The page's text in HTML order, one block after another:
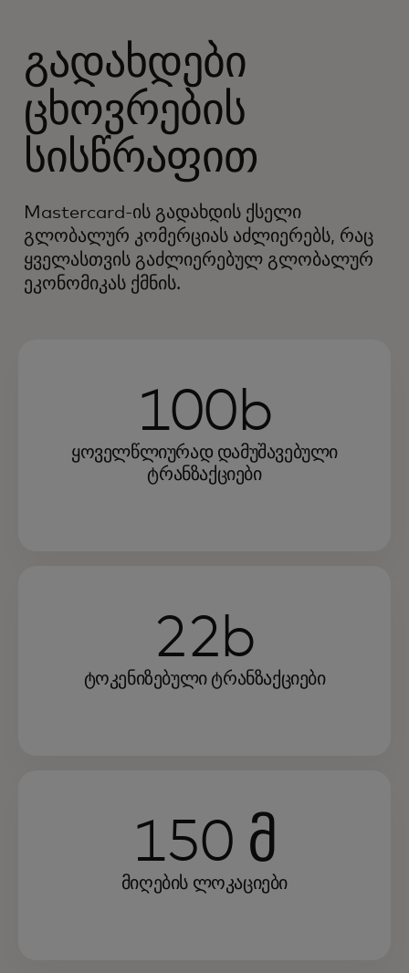
გადახდები
ცხოვრების
სისწრაფით
Mastercard-ის გადახდის ქსელი
გლობალურ კომერციას აძლიერებს, რაც
ყველასთვის გაძლიერებულ გლობალურ
ეკონომიკას ქმნის.
100b
ყოველწლიურად დამუშავებული
ტრანზაქციები
22b
ტოკენიზებული ტრანზაქციები
150 მ
მიღების ლოკაციები